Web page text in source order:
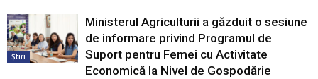
Știri
Ministerul Agriculturii a găzduit o sesiune
de informare privind Programul de
Suport pentru Femei cu Activitate
Economică la Nivel de Gospodărie